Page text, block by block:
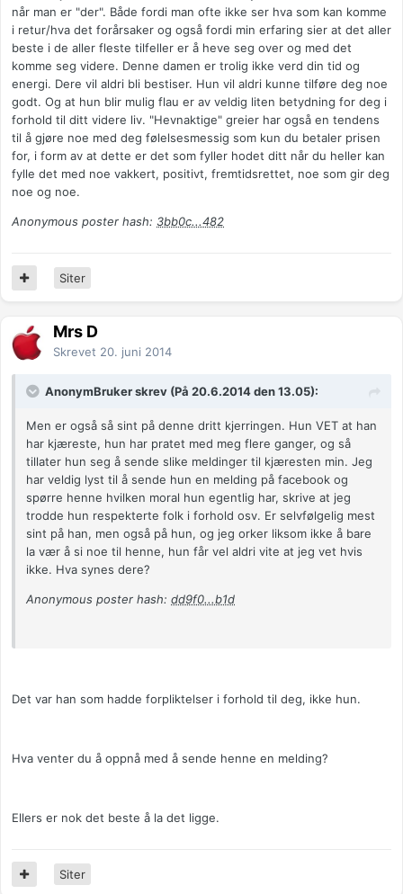
når man er "der". Både fordi man ofte ikke ser hva som kan komme
i retur/hva det forårsaker og også fordi min erfaring sier at det aller
beste i de aller fleste tilfeller er å heve seg over og med det
komme seg videre. Denne damen er trolig ikke verd din tid og
energi. Dere vil aldri bli bestiser. Hun vil aldri kunne tilføre deg noe
godt. Og at hun blir mulig flau er av veldig liten betydning for deg i
forhold til ditt videre liv. "Hevnaktige" greier har også en tendens
til å gjøre noe med deg følelsesmessig som kun du betaler prisen
for, i form av at dette er det som fyller hodet ditt når du heller kan
fylle det med noe vakkert, positivt, fremtidsrettet, noe som gir deg
noe og noe.
Anonymous poster hash: 3bb0c...482
Siter
Mrs D
Skrevet 20. juni 2014
AnonymBruker skrev (På 20.6.2014 den 13.05):
Men er også så sint på denne dritt kjerringen. Hun VET at han
har kjæreste, hun har pratet med meg flere ganger, og så
tillater hun seg å sende slike meldinger til kjæresten min. Jeg
har veldig lyst til å sende hun en melding på facebook og
spørre henne hvilken moral hun egentlig har, skrive at jeg
trodde hun respekterte folk i forhold osv. Er selvfølgelig mest
sint på han, men også på hun, og jeg orker liksom ikke å bare
la vær å si noe til henne, hun får vel aldri vite at jeg vet hvis
ikke. Hva synes dere?
Anonymous poster hash: dd9f0...b1d
Det var han som hadde forpliktelser i forhold til deg, ikke hun.
Hva venter du å oppnå med å sende henne en melding?
Ellers er nok det beste å la det ligge.
Siter